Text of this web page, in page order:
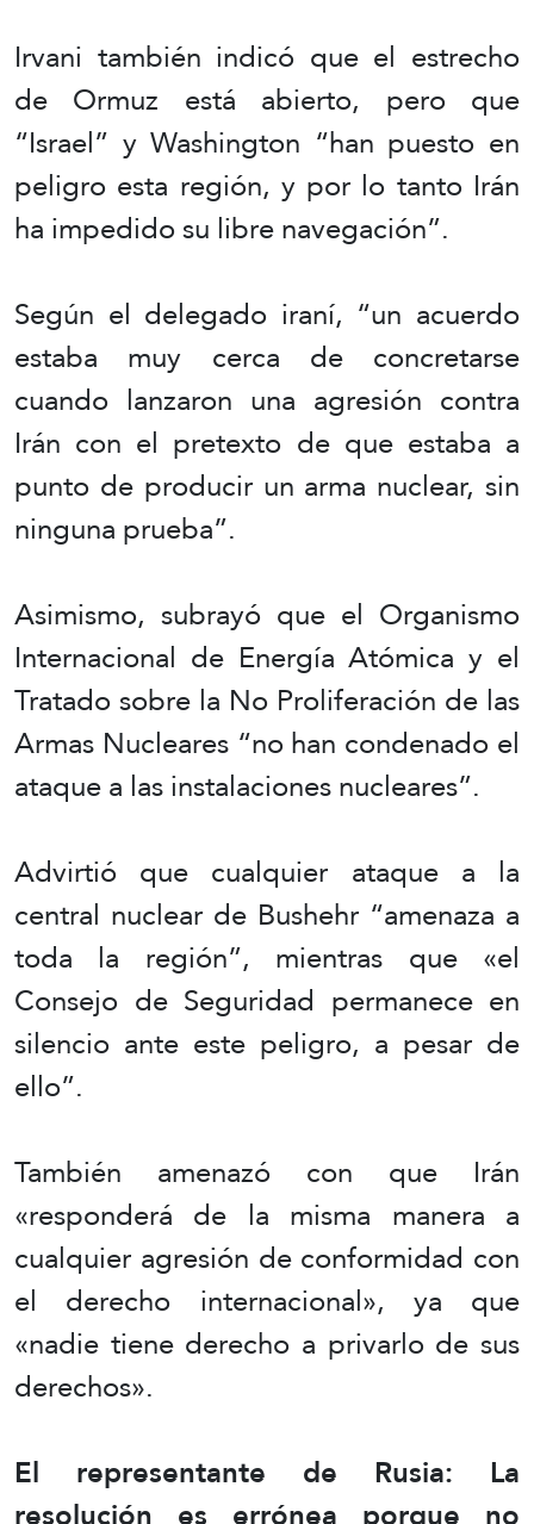
Irvani también indicó que el estrecho
de Ormuz está abierto, pero que
“Israel” y Washington “han puesto en
peligro esta región, y por lo tanto Irán
ha impedido su libre navegación”.
Según el delegado iraní, “un acuerdo
estaba muy cerca de concretarse
cuando lanzaron una agresión contra
Irán con el pretexto de que estaba a
punto de producir un arma nuclear, sin
ninguna prueba”.
Asimismo, subrayó que el Organismo
Internacional de Energía Atómica y el
Tratado sobre la No Proliferación de las
Armas Nucleares “no han condenado el
ataque a las instalaciones nucleares”.
Advirtió que cualquier ataque a la
central nuclear de Bushehr “amenaza a
toda la región”, mientras que «el
Consejo de Seguridad permanece en
silencio ante este peligro, a pesar de
ello”.
También amenazó con que Irán
«responderá de la misma manera a
cualquier agresión de conformidad con
el derecho internacional», ya que
«nadie tiene derecho a privarlo de sus
derechos».
El representante de Rusia: La